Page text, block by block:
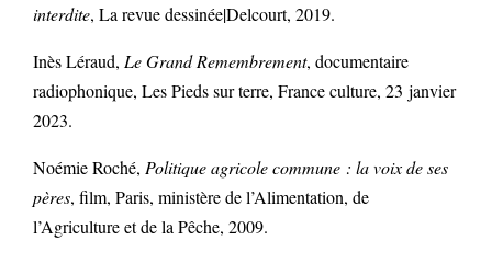
interdite, La revue dessinée|Delcourt, 2019.
Inès Léraud, Le Grand Remembrement, documentaire
radiophonique, Les Pieds sur terre, France culture, 23 janvier
2023.
Noémie Roché, Politique agricole commune : la voix de ses
pères, film, Paris, ministère de l’Alimentation, de
l’Agriculture et de la Pêche, 2009.